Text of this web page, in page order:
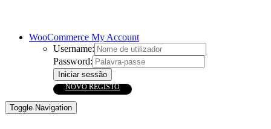
WooCommerce My Account
Username:
Password:
Toggle Navigation